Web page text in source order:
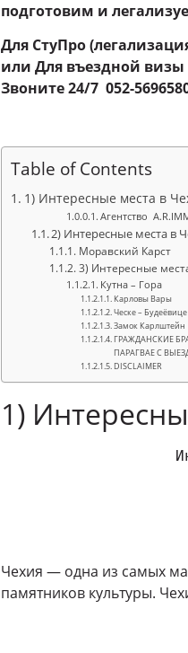
подготовим и
Для СтуПро
или Для въездной визы
Звоните 24/7 052-
Table of Contents
1) Интересные места в
Агентство
2) Интересные места в
Моравский Карст
3) Интересные
Кутна – Гора
Карловы Вары
Ческе – Будеёвице
Замок Карлштейн
ГРАЖДАНСКИЕ
ПАРАГВАЕ С
DISCLAIMER
1)
Чехия — одна из самых
памятников культуры.